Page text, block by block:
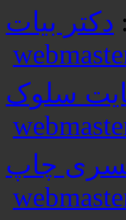
: دکتر بیات
سلوک
چاپ